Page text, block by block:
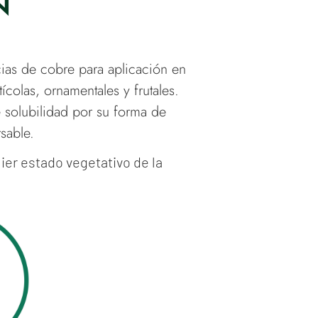
de cobre para aplicación en
ornamentales y frutales.
solubilidad por su forma de
estado vegetativo de la